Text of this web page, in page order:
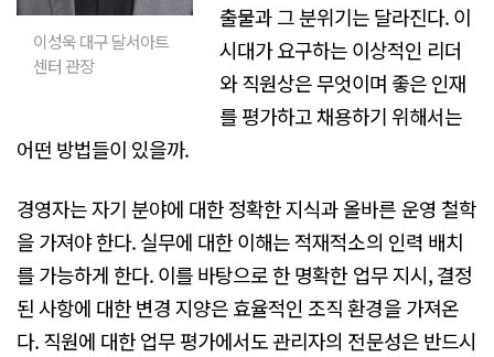
이성욱 대구 달서아트
센터 관장
출물과 그 분위기는 달라진다. 이
시대가 요구하는 이상적인 리더
와 직원상은 무엇이며 좋은 인재
를 평가하고 채용하기 위해서는
어떤 방법들이 있을까.
경영자는 자기 분야에 대한 정확한 지식과 올바른 운영 철학
을 가져야 한다. 실무에 대한 이해는 적재적소의 인력 배치
를 가능하게 한다. 이를 바탕으로 한 명확한 업무 지시, 결정
된 사항에 대한 변경 지양은 효율적인 조직 환경을 가져온
다. 직원에 대한 업무 평가에서도 관리자의 전문성은 반드시